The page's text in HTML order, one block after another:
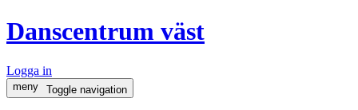
Danscentrum väst
Logga in
meny Toggle navigation